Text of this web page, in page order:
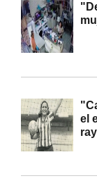
el